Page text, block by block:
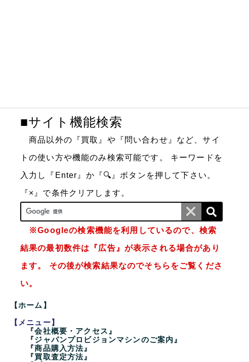
■サイト機能検索
商品以外の『買取』や『問い合わせ』など、サイ
トの使い方や機能のみ検索可能です。 キーワードを
入力し『Enter』か『🔍』ボタンを押して下さい。
『×』で条件クリアします。
※Googleの検索機能を利用しているので、検索
結果の最初数件は『広告』が表示される場合があり
ます。 その後が検索結果なのでそちらをご覧くださ
い。
【ホーム】
【メニュー】
『会社概要・アクセス』
『ジャパンプロビジョンマシンのご案内』
『商品購入方法』
『買取査定方法』